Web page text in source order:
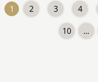
1 2 3 4
10 ...